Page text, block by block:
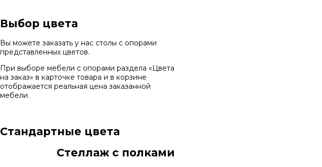
Выбор цвета
Вы можете заказать у нас столы с опорами
представленных цветов.
При выборе мебели с опорами раздела «Цвета
на заказ» в карточке товара и в корзине
отображается реальная цена заказанной
мебели.
Стандартные цвета
Стеллаж с полками